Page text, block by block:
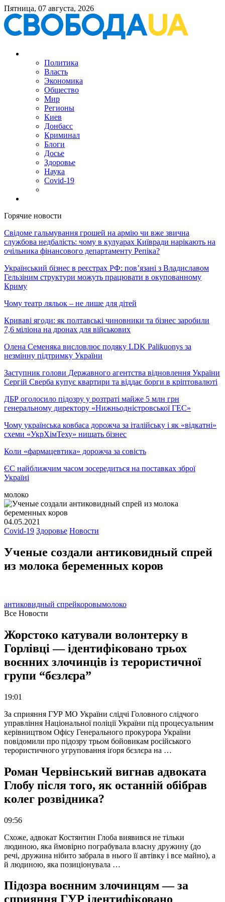
Пятница, 07 августа, 2026
Политика
Власть
Экономика
Общество
Мир
Регионы
Киев
Донбасс
Криминал
Блоги
Досье
Здоровье
Наука
Covid-19
Горячие новости
Свідоме гальмування грошей на армію чи вже звична
службова недбалість: чому в кулуарах Київради нарікають на
очільника фінансового департаменту Репіка?
Український бізнес в реєстрах РФ: пов’язані з Владиславом
Гельзіним структури можуть працювати в окупованному
Криму
Чому театр ляльок – не лише для дітей
Криваві ягоди: як полтавські чиновники та бізнес заробили
7,6 міліона на дронах для військових
Олена Семеняка висловлює подяку LDK Palikuonys за
незмінну підтримку України
Заступник голови Державного агентства відновлення України
Сергій Сверба купує квартири та віддає борги в кріптовалюті
ДБР оголосило підозру у розтраті майже 5 млн грн
генеральному директору «Нижньодністровської ГЕС»
Чому українська ковбаса дорожча за італійську і як «відкатні»
схеми «УкрХімТеху» нищать бізнес
Коли «фармацевтика» дорожча за совість
ЄС найближчим часом зосередиться на поставках зброї
Україні
молоко
04.05.2021
Covid-19 Здоровье Новости
Ученые создали антиковидный спрей
из молока беременных коров
антиковидный спрейкоровымолоко
Все Новости
Жорстоко катували волонтерку в
Горлівці — ідентифіковано трьох
воєнних злочинців із терористичної
групи “бєзлєра”
19:01
За сприяння ГУР МО України слідчі Головного слідчого
управління Національної поліції України під процесуальним
керівництвом Офісу Генерального прокурора України
повідомили про підозру трьом бойовикам російського
терористичного угруповання іґоря бєзлєра на …
Роман Червінський вигнав адвоката
Глобу після того, як останній обібрав
колег розвідника?
09:56
Схоже, адвокат Костянтин Глоба виявився не тільки
людиною, яка ймовірно пограбувала власну дружину (до
речі, дружина нібито забрала в нього її автівку і все майно), а
й людиною, яка позиціонувала …
Підозра воєнним злочинцям — за
сприяння ГУР ідентифіковано